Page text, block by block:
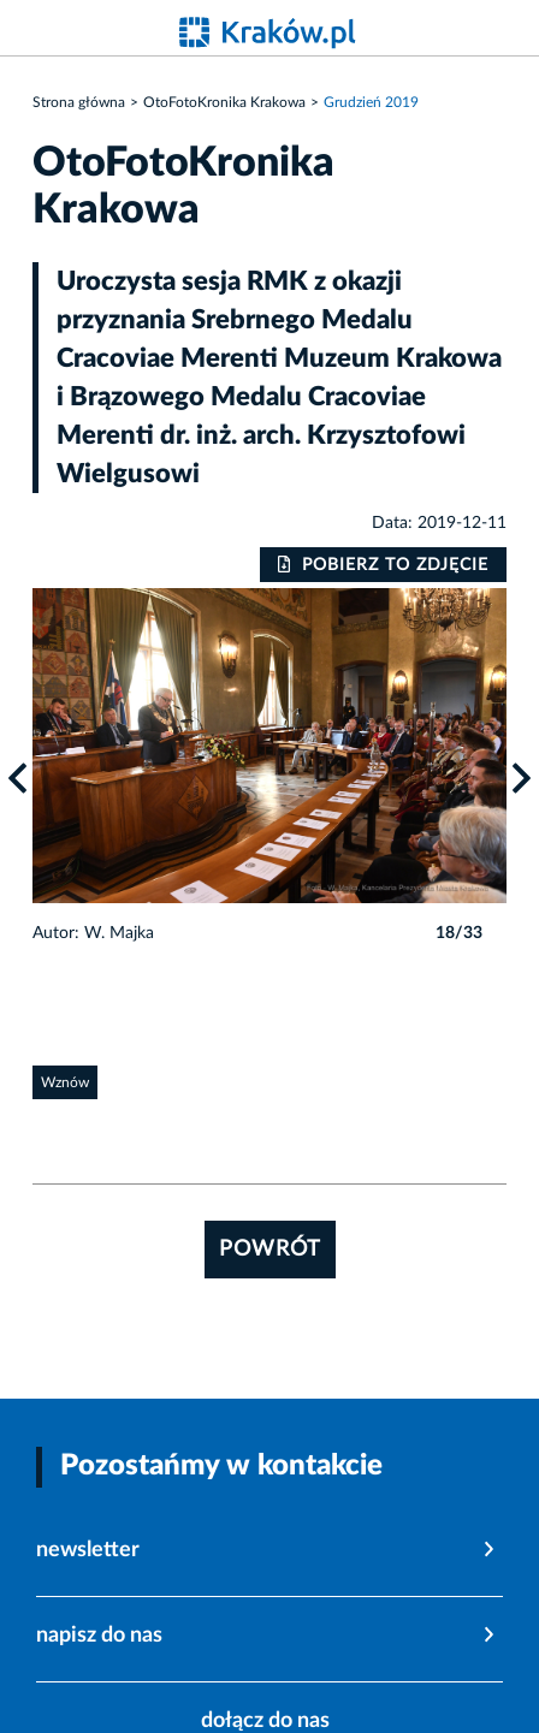
Strona główna OtoFotoKronika Krakowa Grudzień 2019
OtoFotoKronika
Krakowa
Uroczysta sesja RMK z okazji
przyznania Srebrnego Medalu
Cracoviae Merenti Muzeum Krakowa
i Brązowego Medalu Cracoviae
Merenti dr. inż. arch. Krzysztofowi
Wielgusowi
Data: 2019-12-11
POBIERZ TO ZDJĘCIE
Autor: W. Majka 18/33
Wznów
POWRÓT
Pozostańmy w kontakcie
newsletter
napisz do nas
dołącz do nas